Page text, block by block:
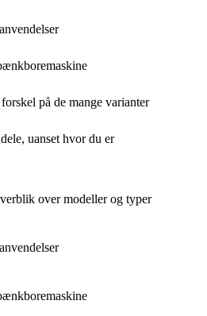
på de mange varianter
uanset hvor du er
over modeller og typer